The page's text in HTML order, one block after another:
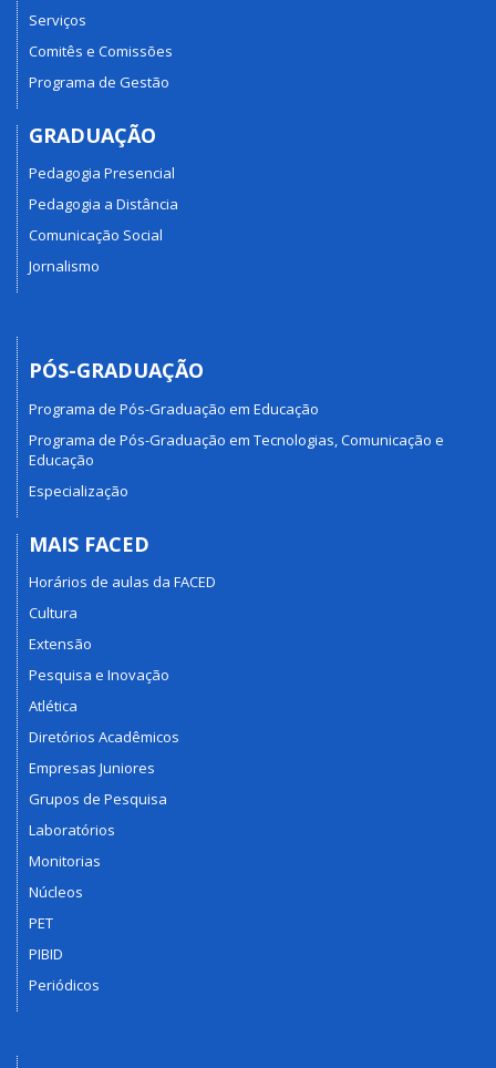
Serviços
Comitês e Comissões
Programa de Gestão
GRADUAÇÃO
Pedagogia Presencial
Pedagogia a Distância
Comunicação Social
Jornalismo
PÓS-GRADUAÇÃO
Programa de Pós-Graduação em Educação
Programa de Pós-Graduação em Tecnologias, Comunicação e
Educação
Especialização
MAIS FACED
Horários de aulas da FACED
Cultura
Extensão
Pesquisa e Inovação
Atlética
Diretórios Acadêmicos
Empresas Juniores
Grupos de Pesquisa
Laboratórios
Monitorias
Núcleos
PET
PIBID
Periódicos